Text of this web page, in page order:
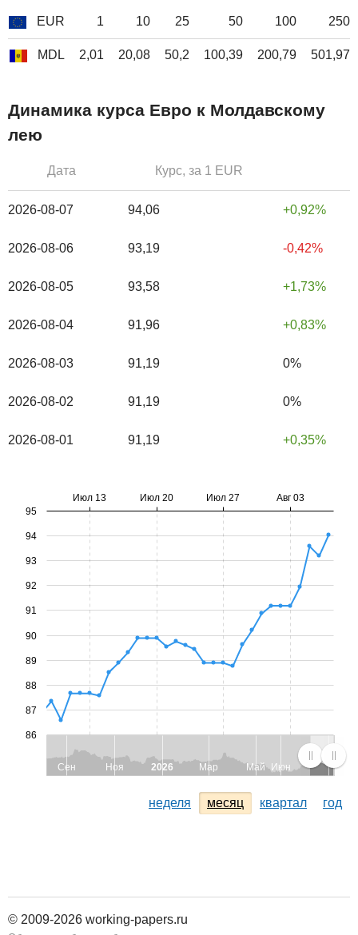
EUR 1 10 25 50 100 250
MDL 2,01 20,08 50,2 100,39 200,79 501,97
Динамика курса Евро к Молдавскому
лею
Дата Курс, за 1 EUR
2026-08-07 94,06 0,92%
2026-08-06 93,19 -0,42%
2026-08-05 93,58 1,73%
2026-08-04 91,96 0,83%
2026-08-03 91,19 0%
2026-08-02 91,19 0%
2026-08-01 91,19 0,35%
Сен Ноя 2026 Мар Май Июн
Июл 13 Июл 20 Июл 27 Авг 03
86
87
88
89
90
91
92
93
94
95
неделя месяц квартал год
© 2009-2026 working-papers.ru